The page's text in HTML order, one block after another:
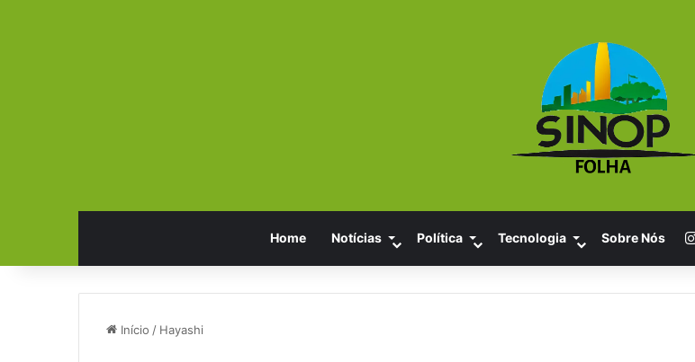
Home Notícias Política Tecnologia Sobre Nós
Início / Hayashi